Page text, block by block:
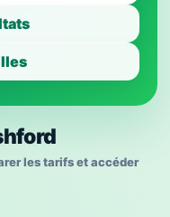
les tarifs et accéder